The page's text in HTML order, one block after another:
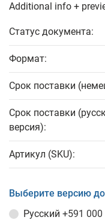
Additional info +
Статус документа:
Формат:
Срок поставки
Срок поставки
версия):
Артикул (SKU):
Выберите версию
Русский +591 000